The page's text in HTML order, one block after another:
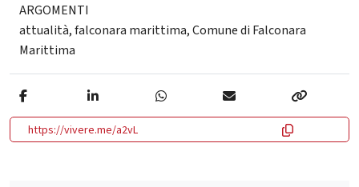
ARGOMENTI
attualità,falconara marittima,Comune di Falconara
Marittima
https://vivere.me/a2vL